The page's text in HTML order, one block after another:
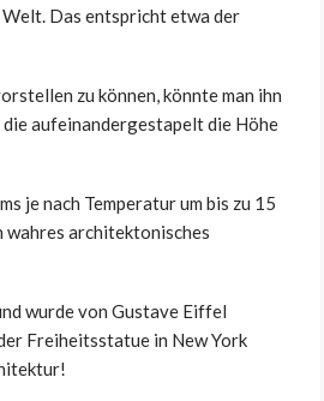
Das entspricht etwa der
zu können, könnte man ihn
aufeinandergestapelt die Höhe
je nach Temperatur um bis zu 15
wahres architektonisches
wurde von Gustave Eiffel
Freiheitsstatue in New York